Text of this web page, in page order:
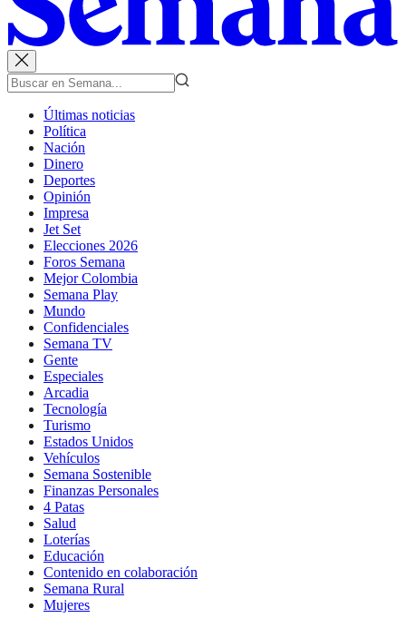
Últimas noticias
Política
Nación
Dinero
Deportes
Opinión
Impresa
Jet Set
Elecciones 2026
Foros Semana
Mejor Colombia
Semana Play
Mundo
Confidenciales
Semana TV
Gente
Especiales
Arcadia
Tecnología
Turismo
Estados Unidos
Vehículos
Semana Sostenible
Finanzas Personales
4 Patas
Salud
Loterías
Educación
Contenido en colaboración
Semana Rural
Mujeres